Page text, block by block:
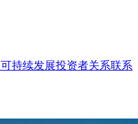
可持续发展投资者关系联系